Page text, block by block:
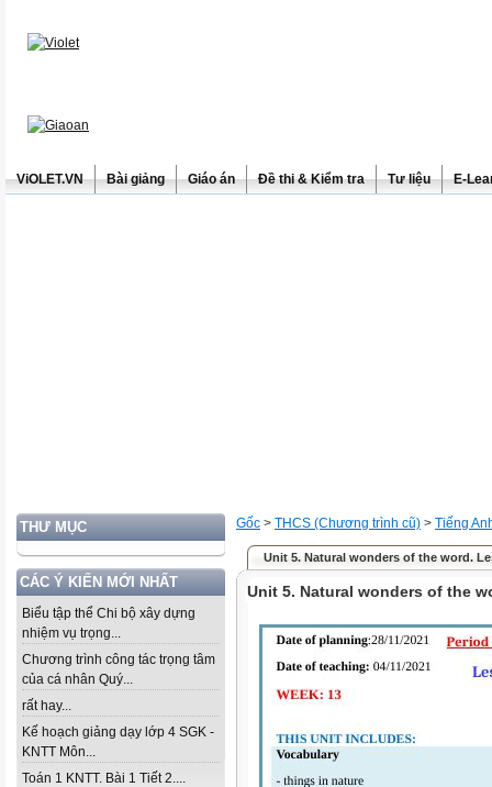
ViOLET.VN Bài giảng Giáo án Đề thi & Kiểm tra Tư liệu E-
THƯ MỤC
CÁC Ý KIẾN MỚI NHẤT
Biểu tập thể Chi bộ xây dựng
nhiệm vụ trọng...
Chương trình công tác trọng tâm
của cá nhân Quý...
rất hay...
Kế hoạch giảng dạy lớp 4 SGK -
KNTT Môn...
Toán 1 KNTT. Bài 1 Tiết 2....
Gốc > THCS (Chương trình cũ) > Tiếng
Unit 5. Natural wonders of the word.
Unit 5. Natural wonders of the